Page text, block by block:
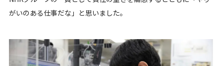
がいのある仕事だな」と思いました。